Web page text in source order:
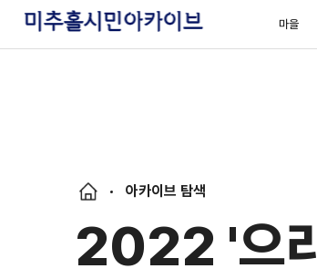
마을
아카이브 탐색
2022 '으